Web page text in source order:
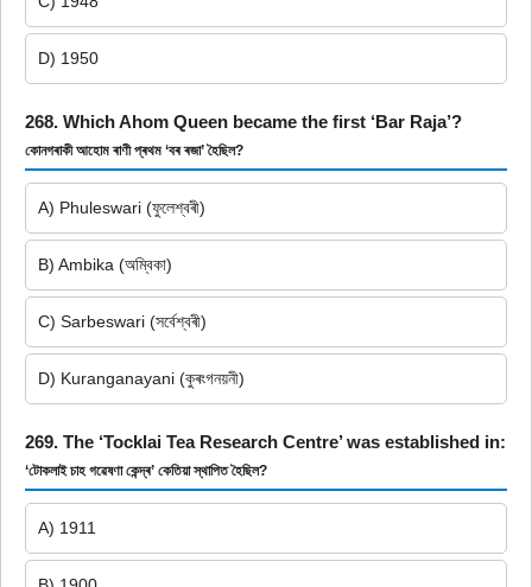
D) 1950
268. Which Ahom Queen became the first ‘Bar Raja’?
কোনগৰাকী আহোম ৰাণী প্ৰথম ‘বৰ ৰজা’ হৈছিল?
A) Phuleswari (ফুলেশ্বৰী)
B) Ambika (অম্বিকা)
C) Sarbeswari (সৰ্বেশ্বৰী)
D) Kuranganayani (কুৰংগনয়নী)
269. The ‘Tocklai Tea Research Centre’ was established in:
‘টোকলাই চাহ গৱেষণা কেন্দ্ৰ’ কেতিয়া স্থাপিত হৈছিল?
A) 1911